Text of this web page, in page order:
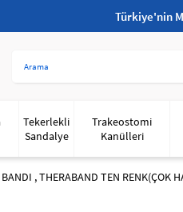
Türkiye'nin
Tekerlekli
Sandalye
Trakeostomi
Kanülleri
, THERABAND TEN RENK(ÇOK